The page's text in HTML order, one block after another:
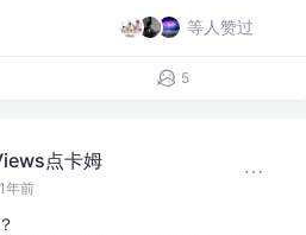
等人赞过
5
点卡姆
1年前